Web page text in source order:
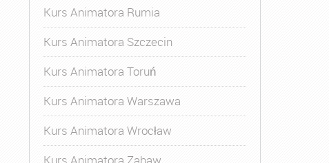
Kurs Animatora Rumia
Kurs Animatora Szczecin
Kurs Animatora Toruń
Kurs Animatora Warszawa
Kurs Animatora Wrocław